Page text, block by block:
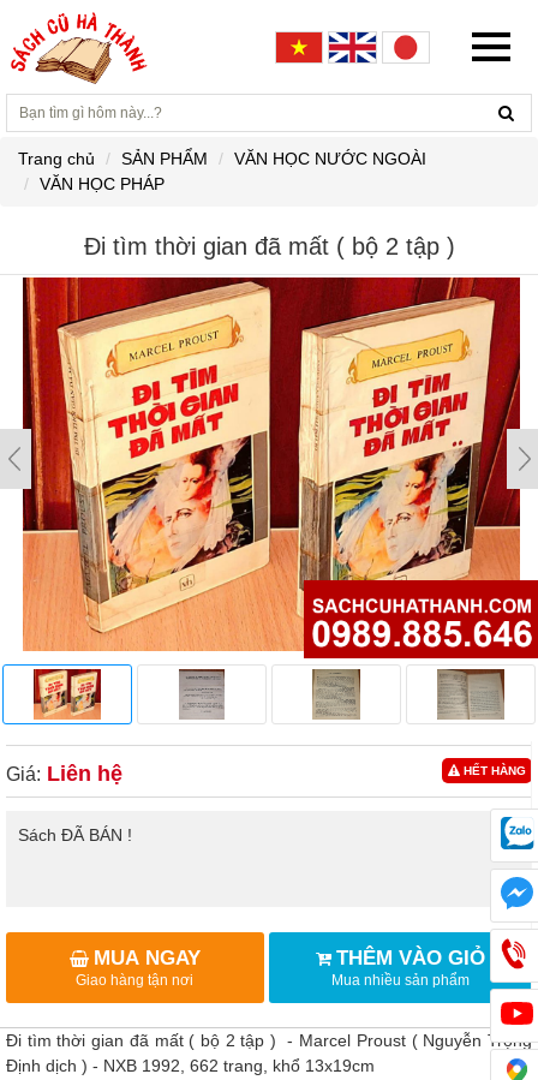
Trang chủ SẢN PHẨM
VĂN HỌC NƯỚC NGOÀI
VĂN HỌC PHÁP
Đi tìm thời gian đã mất ( bộ 2 tập )
HẾT HÀNG
Giá: Liên hệ
Sách ĐÃ BÁN !
MUA NGAY
Giao hàng tận nơi
THÊM VÀO GIỎ
Mua nhiều sản phẩm
Đi tìm thời gian đã mất ( bộ 2 tập ) - Marcel Proust ( Nguyễn Trọng
Định dịch ) - NXB 1992, 662 trang, khổ 13x19cm